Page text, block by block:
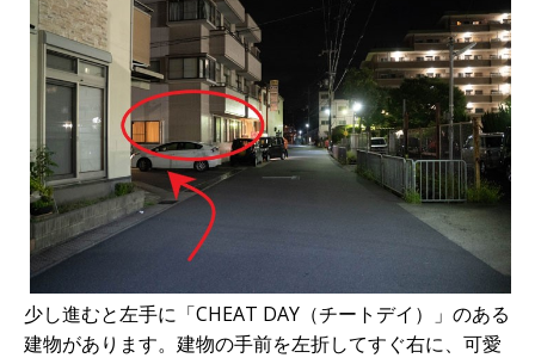
少し進むと左手に「CHEAT DAY（チートデイ）」のある
建物があります。建物の手前を左折してすぐ右に、可愛